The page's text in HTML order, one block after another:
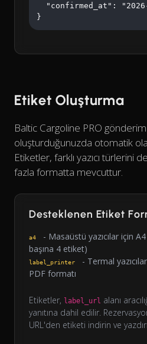
"confirmed_at":
}
Etiket Oluşturma
Baltic Cargoline PRO
oluşturduğunuzda otomatik
Etiketler, farklı yazıcı türlerini
fazla formatta mevcuttur.
Desteklenen Etiket
a4
- Masaüstü yazıcılar için
başına 4 etiket)
label_printer
- Termal
PDF formatı
Etiketler, label_url alanı
yanıtına dahil edilir.
URL'den etiketi indirin ve